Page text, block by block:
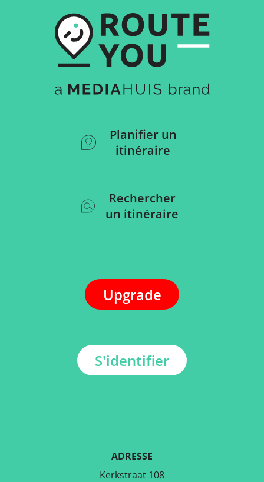
Planifier un
itinéraire
Rechercher
un itinéraire
Upgrade
S'identifier
ADRESSE
Kerkstraat 108